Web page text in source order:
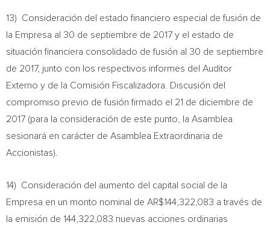
13) Consideración del estado financiero especial de fusión de
la Empresa al 30 de septiembre de 2017 y el estado de
situación financiera consolidado de fusión al 30 de septiembre
de 2017, junto con los respectivos informes del Auditor
Externo y de la Comisión Fiscalizadora. Discusión del
compromiso previo de fusión firmado el 21 de diciembre de
2017 (para la consideración de este punto, la Asamblea
sesionará en carácter de Asamblea Extraordinaria de
Accionistas).
14) Consideración del aumento del capital social de la
Empresa en un monto nominal de AR$144,322,083 a través de
la emisión de 144,322,083 nuevas acciones ordinarias